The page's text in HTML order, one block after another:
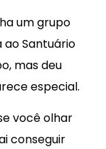
um grupo
ao Santuário
mas deu
especial.
você olhar
conseguir